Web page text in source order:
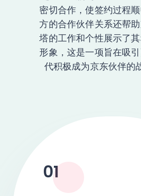
密切合作，使签约过程
方的合作伙伴关系还帮
塔的工作和个性展示了
形象，这是一项旨在吸
代积极成为京东伙伴的
01